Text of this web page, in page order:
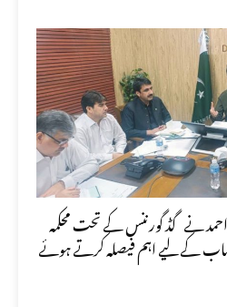
نے گڈ گورننس کے تحت محکمہ
کے لیے اہم فیصلہ کرتے ہوئے